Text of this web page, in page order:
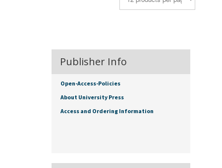
Publisher Info
Open-Access-Policies
About University Press
Access and Ordering Information